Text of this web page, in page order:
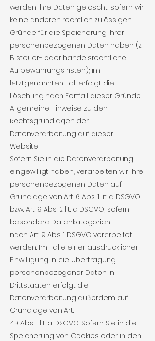
werden Ihre Daten gelöscht, sofern wir
keine anderen rechtlich zulässigen
Gründe für die Speicherung Ihrer
personenbezogenen Daten haben (z.
B. steuer- oder handelsrechtliche
Aufbewahrungsfristen); im
letztgenannten Fall erfolgt die
Löschung nach Fortfall dieser Gründe.
Allgemeine Hinweise zu den
Rechtsgrundlagen der
Datenverarbeitung auf dieser
Website
Sofern Sie in die Datenverarbeitung
eingewilligt haben, verarbeiten wir Ihre
personenbezogenen Daten auf
Grundlage von Art. 6 Abs. 1 lit. a DSGVO
bzw. Art. 9 Abs. 2 lit. a DSGVO, sofern
besondere Datenkategorien
nach Art. 9 Abs. 1 DSGVO verarbeitet
werden. Im Falle einer ausdrücklichen
Einwilligung in die Übertragung
personenbezogener Daten in
Drittstaaten erfolgt die
Datenverarbeitung außerdem auf
Grundlage von Art.
49 Abs. 1 lit. a DSGVO. Sofern Sie in die
Speicherung von Cookies oder in den